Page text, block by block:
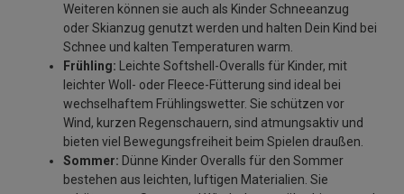
Weiteren können sie auch als Kinder Schneeanzug
oder Skianzug genutzt werden und halten Dein Kind bei
Schnee und kalten Temperaturen warm.
Frühling: Leichte Softshell-Overalls für Kinder, mit
leichter Woll- oder Fleece-Fütterung sind ideal bei
wechselhaftem Frühlingswetter. Sie schützen vor
Wind, kurzen Regenschauern, sind atmungsaktiv und
bieten viel Bewegungsfreiheit beim Spielen draußen.
Sommer: Dünne Kinder Overalls für den Sommer
bestehen aus leichten, luftigen Materialien. Sie